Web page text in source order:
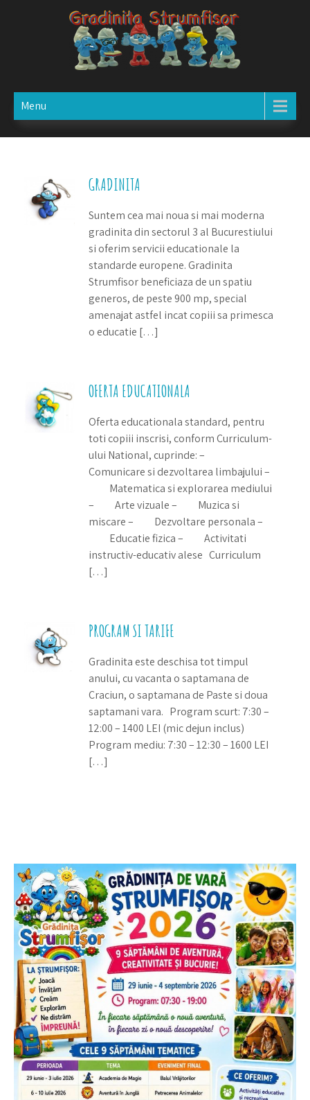
GRADINITA STRUMFISOR
Menu
GRADINITA
Suntem cea mai noua si mai moderna
gradinita din sectorul 3 al Bucurestiului
si oferim servicii educationale la
standarde europene. Gradinita
Strumfisor beneficiaza de un spatiu
generos, de peste 900 mp, special
amenajat astfel incat copiii sa primesca
o educatie […]
OFERTA EDUCATIONALA
Oferta educationala standard, pentru
toti copiii inscrisi, conform Curriculum-
ului National, cuprinde: –
Comunicare si dezvoltarea limbajului –
Matematica si explorarea mediului
– Arte vizuale – Muzica si
miscare – Dezvoltare personala –
Educatie fizica – Activitati
instructiv-educativ alese Curriculum
[…]
PROGRAM SI TARIFE
Gradinita este deschisa tot timpul
anului, cu vacanta o saptamana de
Craciun, o saptamana de Paste si doua
saptamani vara. Program scurt: 7:30 –
12:00 – 1400 LEI (mic dejun inclus)
Program mediu: 7:30 – 12:30 – 1600 LEI
[…]